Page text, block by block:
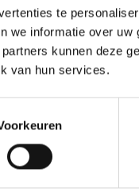
te
we informatie over
kunnen deze
van hun services.